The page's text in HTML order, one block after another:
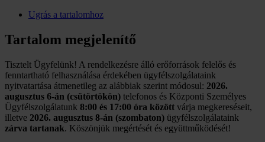
Ugrás a tartalomhoz
Tartalom megjelenítő
Tisztelt Ügyfelünk! A rendelkezésre álló erőforrások felelős és
fenntartható felhasználása érdekében ügyfélszolgálataink
nyitvatartása átmenetileg az alábbiak szerint módosul: 2026.
augusztus 6-án (csütörtökön) telefonos és Központi Személyes
Ügyfélszolgálatunk 8:00 és 17:00 óra között várja megkereséseit,
illetve 2026. augusztus 8-án (szombaton) ügyfélszolgálataink
zárva tartanak. Köszönjük megértését és együttműködését!